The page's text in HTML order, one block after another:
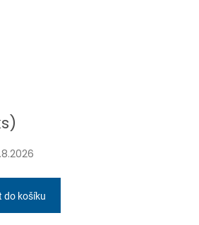
do košíku